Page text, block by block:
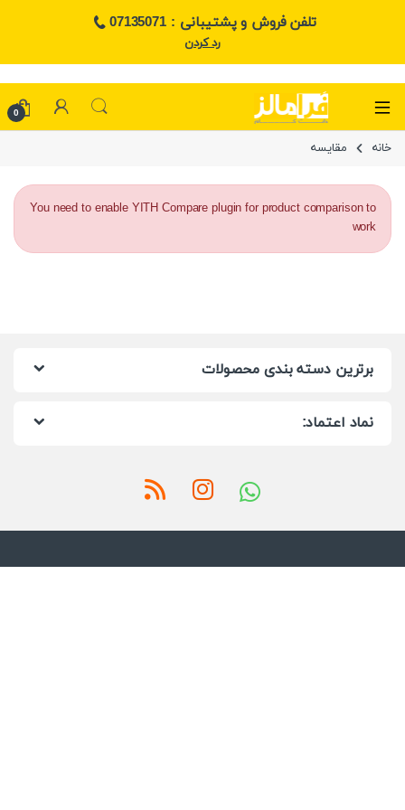
تلفن فروش و پشتیبانی : 07135071
رد کردن
0
خانه مقایسه
You need to enable YITH Compare plugin for product comparison to
work
برترین دسته بندی محصولات
نماد اعتماد: